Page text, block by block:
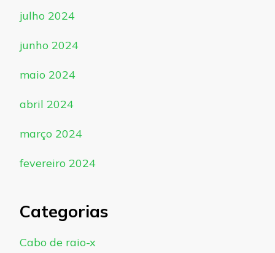
julho 2024
junho 2024
maio 2024
abril 2024
março 2024
fevereiro 2024
Categorias
Cabo de raio-x